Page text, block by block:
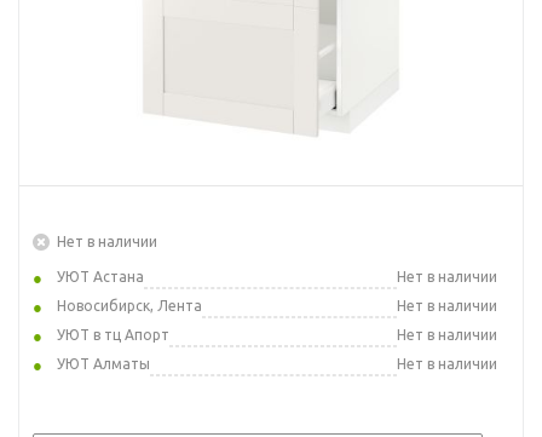
Нет в наличии
УЮТ Астана
Нет в наличии
Новосибирск, Лента
Нет в наличии
УЮТ в тц Апорт
Нет в наличии
УЮТ Алматы
Нет в наличии